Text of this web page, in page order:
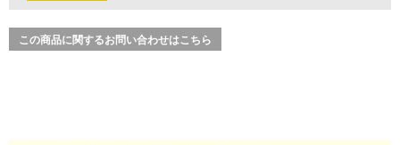
この商品に関するお問い合わせはこちら